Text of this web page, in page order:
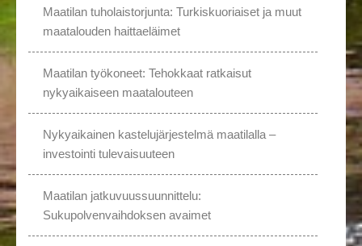
Maatilan tuholaistorjunta: Turkiskuoriaiset ja muut
maatalouden haittaeläimet
Maatilan työkoneet: Tehokkaat ratkaisut
nykyaikaiseen maatalouteen
Nykyaikainen kastelujärjestelmä maatilalla –
investointi tulevaisuuteen
Maatilan jatkuvuussuunnittelu:
Sukupolvenvaihdoksen avaimet